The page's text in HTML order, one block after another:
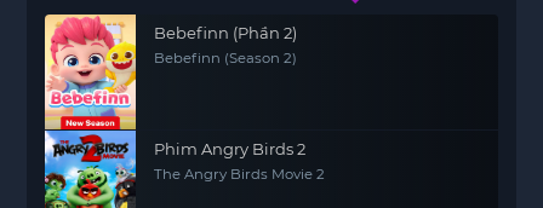
Bebefinn (Phần 2)
Bebefinn (Season 2)
Phim Angry Birds 2
The Angry Birds Movie 2